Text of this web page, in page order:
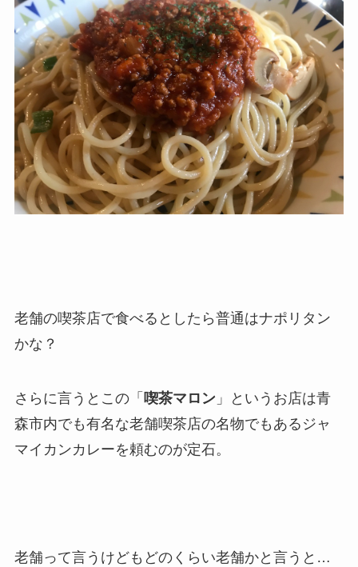
老舗の喫茶店で食べるとしたら普通はナポリタン
かな？
さらに言うとこの「 喫茶マロン」というお店は青
森市内でも有名な老舗喫茶店の名物でもあるジャ
マイカンカレーを頼むのが定石。
老舗って言うけどもどのくらい老舗かと言うと…